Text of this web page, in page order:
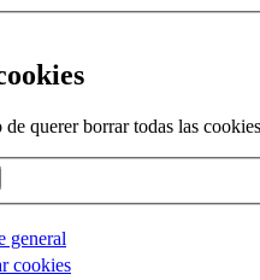
de querer borrar todas las
general
cookies